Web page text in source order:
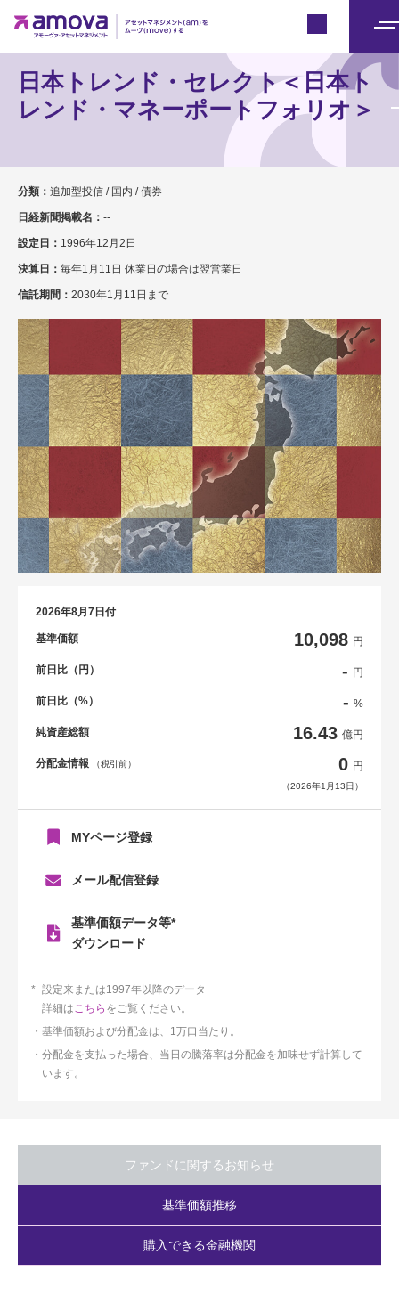
ニ
ュ
日本トレンド・セレクト＜日本ト
レンド・マネーポートフォリオ＞
分類： 追加型投信 / 国内 / 債券
日経新聞掲載名： --
設定日： 1996年12月2日
決算日： 毎年1月11日 休業日の場合は翌営業日
信託期間： 2030年1月11日まで
2026年8月7日付
基準価額 10,098 円
前日比（円） - 円
前日比（%） - %
純資産総額 16.43 億円
分配金情報 （税引前） 0 円
（2026年1月13日）
MYページ登録
メール配信登録
基準価額データ等*
ダウンロード
設定来または1997年以降のデータ
詳細はこちら をご覧ください。
基準価額および分配金は、1万口当たり。
分配金を支払った場合、当日の騰落率は分配金を加味せず計算して
います。
ファンドに関するお知らせ
基準価額推移
購入できる金融機関